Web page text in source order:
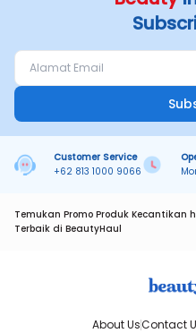
Customer Service
+62 813 1000 9066
Temukan Promo Produk Kecantikan
Terbaik di BeautyHaul
About UsContact